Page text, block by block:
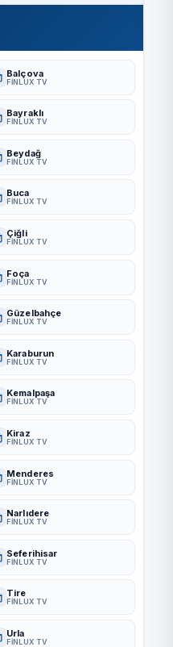
Balçova
FINLUX TV
Bayraklı
FINLUX TV
Beydağ
FINLUX TV
Buca
FINLUX TV
Çiğli
FINLUX TV
Foça
FINLUX TV
Güzelbahçe
FINLUX TV
Karaburun
FINLUX TV
Kemalpaşa
FINLUX TV
Kiraz
FINLUX TV
Menderes
FINLUX TV
Narlıdere
FINLUX TV
Seferihisar
FINLUX TV
Tire
FINLUX TV
Urla
FINLUX TV